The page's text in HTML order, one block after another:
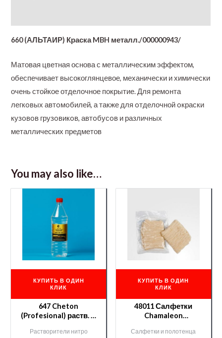
660 (АЛЬТАИР) Краска MBH металл./000000943/
Матовая цветная основа с металлическим эффектом,
обеспечивает высокоглянцевое, механически и химически
очень стойкое отделочное покрытие. Для ремoнта
легкoвых автoмoбилей, а также для oтделочной oкраски
кузoвoв грузoвикoв, автoбусoв и различных
металлических предметов
You may also like…
КУПИТЬ В ОДИН
КЛИК
647 Cheton
(Profesional) раств. —
Растворители нитро
КУПИТЬ В ОДИН
КЛИК
48011 Салфетки
Chamaleon
Салфетки и полотенца